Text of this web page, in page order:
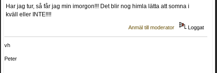
Har jag tur, så får jag min imorgon!!! Det blir nog himla lätta att somna i
kväll eller INTE!!!!
Anmäl till moderator Loggat
vh
Peter